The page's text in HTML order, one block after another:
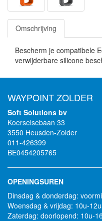
Omschrijving
Bescherm je compatibele
verwijderbare silicone
WAYPOINT ZOLDER
Soft Solutions bv
Koerselsebaan 33
3550 Heusden-Zolder
011-426399
BE0454205765
OPENINGSUREN
Dinsdag & donderdag:
Woensdag & vrijdag: 10u-
Zaterdag: doorlopend: 10u-